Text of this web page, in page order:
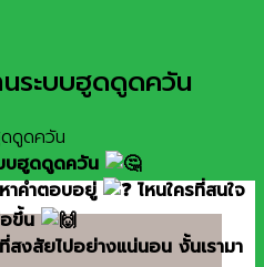
ระบบฮูดดูดควัน
บฮูดดูดควัน
าคำตอบอยู่
ไหนใครที่สนใจ
อขึ้น
งสัยไปอย่างแน่นอน งั้นเรามา